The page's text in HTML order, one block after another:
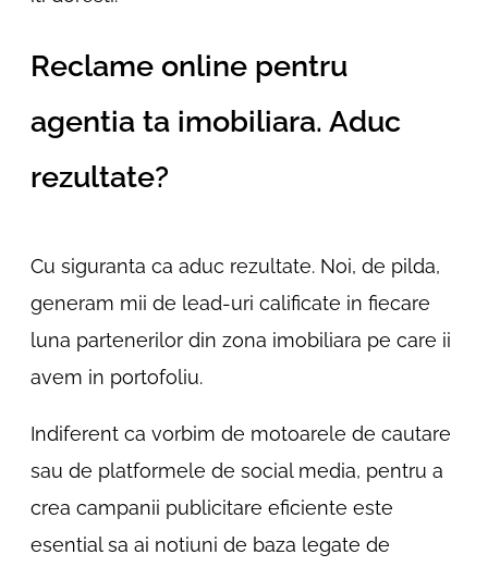
Reclame online pentru
agentia ta imobiliara. Aduc
rezultate?
Cu siguranta ca aduc rezultate. Noi, de pilda,
generam mii de lead-uri calificate in fiecare
luna partenerilor din zona imobiliara pe care ii
avem in portofoliu.
Indiferent ca vorbim de motoarele de cautare
sau de platformele de social media, pentru a
crea campanii publicitare eficiente este
esential sa ai notiuni de baza legate de